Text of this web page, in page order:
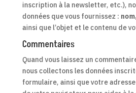
inscription à la newsletter, etc.),
données que vous fournissez :
ainsi que l’objet et le contenu de
Commentaires
Quand vous laissez un
nous collectons les données
formulaire, ainsi que votre